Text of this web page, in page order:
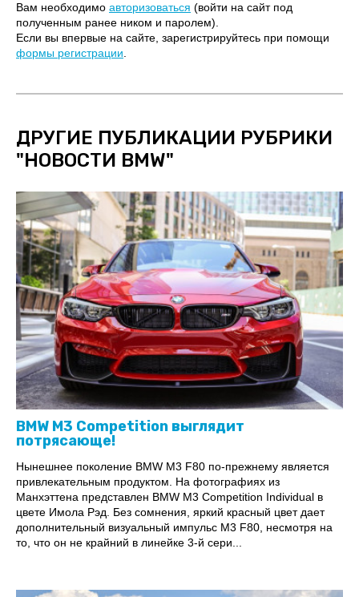
Вам необходимо авторизоваться (войти на сайт под
полученным ранее ником и паролем).
Если вы впервые на сайте, зарегистрируйтесь при помощи
формы регистрации
ДРУГИЕ ПУБЛИКАЦИИ РУБРИКИ
"НОВОСТИ BMW"
BMW M3 Competition выглядит
потрясающе!
Нынешнее поколение BMW M3 F80 по-прежнему является
привлекательным продуктом. На фотографиях из
Манхэттена представлен BMW M3 Competition Individual в
цвете Имола Рэд. Без сомнения, яркий красный цвет дает
дополнительный визуальный импульс М3 F80, несмотря на
то, что он не крайний в линейке 3-й сери...